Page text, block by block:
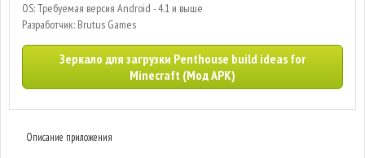
OS: Требуемая версия Android - 4.1 и выше
Разработчик: Brutus Games
Зеркало для загрузки Penthouse build ideas for
Minecraft (Мод APK)
Описание приложения